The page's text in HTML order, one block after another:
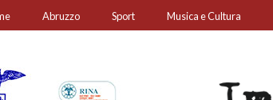
Abruzzo Sport Musica e Cultura